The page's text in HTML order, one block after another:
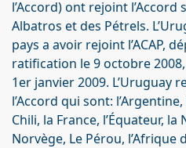
l’Accord) ont rejoint
Albatros et des Pétrels.
pays a avoir rejoint l’ACAP,
ratification le 9 octobre
1er janvier 2009. L’Uruguay
l’Accord qui sont:
Chili, la France, l’Équateur, la
Norvège, Le Pérou, l’Afrique